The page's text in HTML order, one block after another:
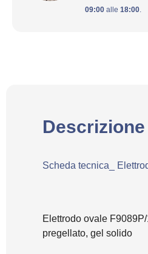
09:00 alle 18:00
Scheda tecnica_
Elettrodo ovale
pregellato, gel solido